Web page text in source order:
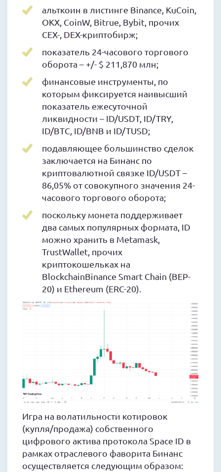
альткоин в листинге Binance, KuCoin,
OKX, CoinW, Bitrue, Bybit, прочих
CEX-, DEX-криптобирж;
показатель 24-часового торгового
оборота – +/- $ 211,870 млн;
финансовые инструменты, по
которым фиксируется наивысший
показатель ежесуточной
ликвидности – ID/USDT, ID/TRY,
ID/BTC, ID/BNB и ID/TUSD;
подавляющее большинство сделок
заключается на Бинанс по
криптовалютной связке ID/USDT –
86,05% от совокупного значения 24-
часового торгового оборота;
поскольку монета поддерживает
два самых популярных формата, ID
можно хранить в Metamask,
TrustWallet, прочих
криптокошельках на
BlockchainBinance Smart Chain (BEP-
20) и Ethereum (ERC-20).
Игра на волатильности котировок
(купля/продажа) собственного
цифрового актива протокола Space ID в
рамках отраслевого фаворита Бинанс
осуществляется следующим образом: